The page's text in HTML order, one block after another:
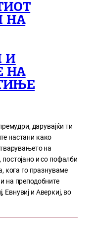
НА
И
НА
дарувајќи ти
настани како
на
и со пофалби
кога го празнуваме
на преподобните
Евнувиј и Аверкиј, во